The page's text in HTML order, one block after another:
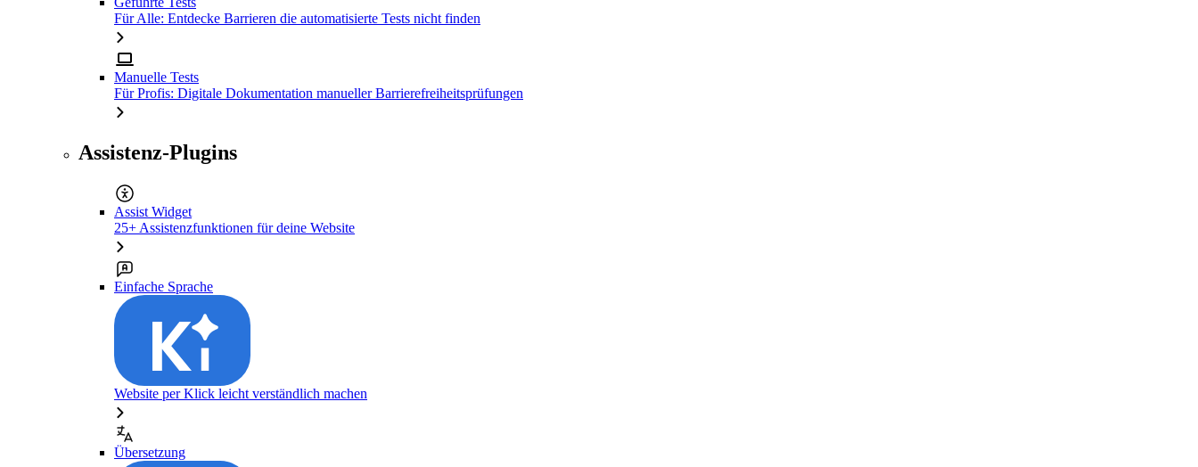
Für Alle: Entdecke Barrieren die automatisierte Tests nicht finden
Manuelle Tests
Für Profis: Digitale Dokumentation manueller Barrierefreiheitsprüfungen
Assistenz-Plugins
Assist Widget
25+ Assistenzfunktionen für deine Website
Einfache Sprache
Website per Klick leicht verständlich machen
Übersetzung